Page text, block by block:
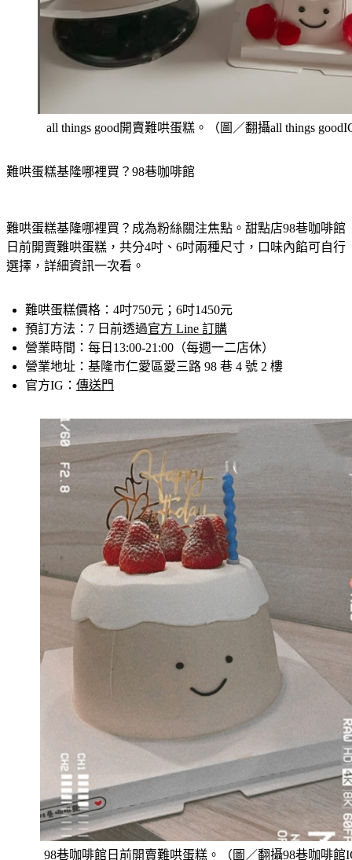
all things good開賣難哄蛋糕。（圖／翻攝all things
難哄蛋糕基隆哪裡買？98巷咖啡館
難哄蛋糕基隆哪裡買？成為粉絲關注焦點。甜點店98巷咖啡館
日前開賣難哄蛋糕，共分4吋、6吋兩種尺寸，口味內餡可自行
選擇，詳細資訊一次看。
難哄蛋糕價格 ：4吋750元；6吋1450元
預訂方法 ：7 日前透過官方 Line 訂購
營業時間 ：每日13:00-21:00（每週一二店休）
營業地址 ：基隆市仁愛區愛三路 98 巷 4 號 2 樓
官方IG ： 傳送門
98巷咖啡館日前開賣難哄蛋糕。（圖／翻攝98巷咖啡館